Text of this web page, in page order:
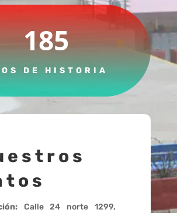
185
DE HISTORIA
Calle 24 norte 1299,